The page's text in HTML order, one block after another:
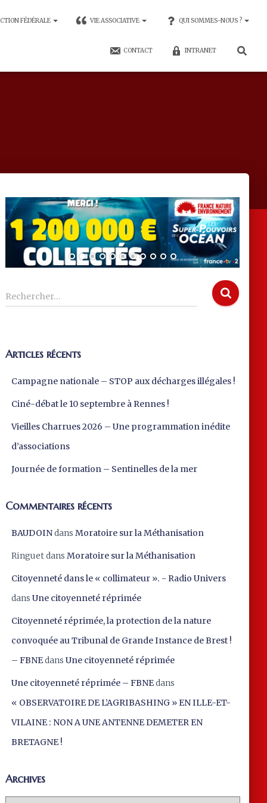
FÉDÉRALE VIE ASSOCIATIVE QUI SOMMES-NOUS ?
CONTACT INTRANET
R
e
r
Rechercher…
Articles récents
Campagne nationale – STOP aux décharges illégales !
Ciné-débat le 10 septembre à Rennes !
Vieilles Charrues 2026 – Une programmation inédite
d’associations
Journée de formation – Sentinelles de la mer
Commentaires récents
BAUDOINdansMoratoire sur la Méthanisation
RinguetdansMoratoire sur la Méthanisation
Citoyenneté dans le « collimateur ». - Radio Univers
dansUne citoyenneté réprimée
Citoyenneté réprimée, la protection de la nature
convoquée au Tribunal de Grande Instance de Brest !
– FBNEdansUne citoyenneté réprimée
Une citoyenneté réprimée – FBNEdans
« OBSERVATOIRE DE L’AGRIBASHING » EN ILLE-ET-
VILAINE : NON A UNE ANTENNE DEMETER EN
BRETAGNE !
Archives